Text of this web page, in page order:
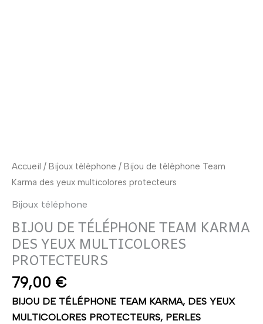
Accueil / Bijoux téléphone / Bijou de téléphone Team
Karma des yeux multicolores protecteurs
Bijoux téléphone
BIJOU DE TÉLÉPHONE TEAM KARMA
DES YEUX MULTICOLORES
PROTECTEURS
79,00 €
BIJOU DE TÉLÉPHONE TEAM KARMA, DES YEUX
MULTICOLORES PROTECTEURS, PERLES